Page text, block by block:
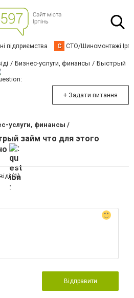
підприємства С СТО/Шиномонтажі
Бизнес-услуги, финансы
Быстрый
+ Задати питання
услуги, финансы /
займ что для этого
(1)
Відправити